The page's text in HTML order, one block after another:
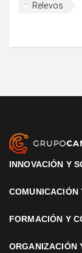
Relevos
INNOVACIÓN Y
COMUNICACIÓN
FORMACIÓN Y
ORGANIZACIÓN